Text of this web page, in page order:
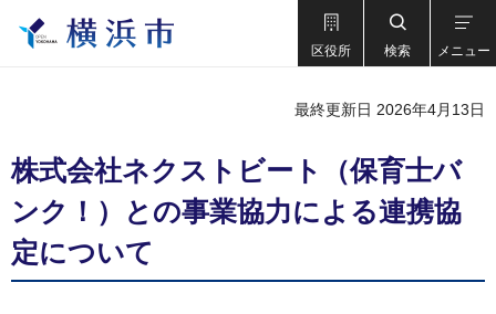
区役所 検索 メニュー
最終更新日 2026年4月13日
株式会社ネクストビート（保育士バ
ンク！）との事業協力による連携協
定について